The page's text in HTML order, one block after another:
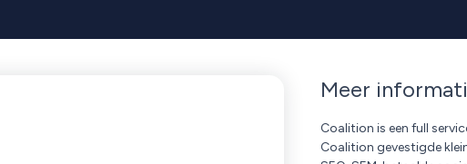
Meer
Coalition is een full
Coalition gevestigde